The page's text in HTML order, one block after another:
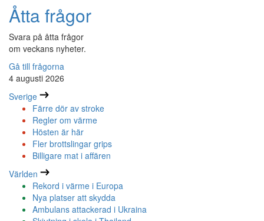
Åtta frågor
Svara på åtta frågor
om veckans nyheter.
Gå till frågorna
4 augusti 2026
Sverige
Färre dör av stroke
Regler om värme
Hösten är här
Fler brottslingar grips
Billigare mat i affären
Världen
Rekord i värme i Europa
Nya platser att skydda
Ambulans attackerad i Ukraina